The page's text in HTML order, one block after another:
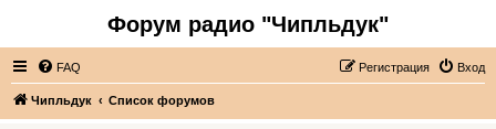
Форум радио "Чипльдук"
FAQ Вход
Регистрация
Чипльдук Список форумов